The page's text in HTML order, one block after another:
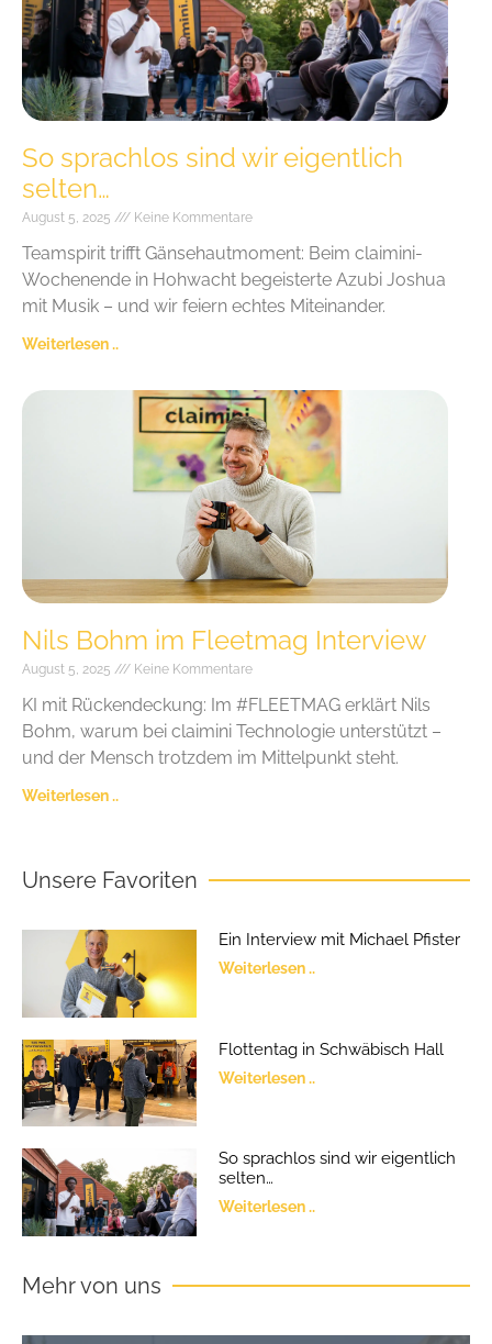
So sprachlos sind wir eigentlich
selten…
August 5, 2025 Keine Kommentare
Teamspirit trifft Gänsehautmoment: Beim claimini-
Wochenende in Hohwacht begeisterte Azubi Joshua
mit Musik – und wir feiern echtes Miteinander.
Weiterlesen ..
Nils Bohm im Fleetmag Interview
August 5, 2025 Keine Kommentare
KI mit Rückendeckung: Im #FLEETMAG erklärt Nils
Bohm, warum bei claimini Technologie unterstützt –
und der Mensch trotzdem im Mittelpunkt steht.
Weiterlesen ..
Unsere Favoriten
Ein Interview mit Michael Pfister
Weiterlesen ..
Flottentag in Schwäbisch Hall
Weiterlesen ..
So sprachlos sind wir eigentlich
selten…
Weiterlesen ..
Mehr von uns